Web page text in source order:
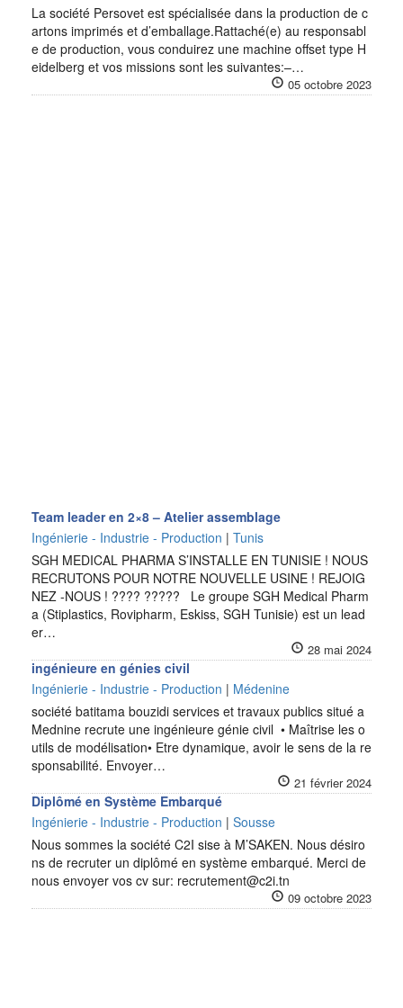
La société Persovet est spécialisée dans la production de c
artons imprimés et d’emballage.Rattaché(e) au responsabl
e de production, vous conduirez une machine offset type H
eidelberg et vos missions sont les suivantes:–…
05 octobre 2023
Team leader en 2×8 – Atelier assemblage
Ingénierie - Industrie - Production | Tunis
SGH MEDICAL PHARMA S’INSTALLE EN TUNISIE ! NOUS
RECRUTONS POUR NOTRE NOUVELLE USINE ! REJOIG
NEZ -NOUS ! ???? ????? Le groupe SGH Medical Pharm
a (Stiplastics, Rovipharm, Eskiss, SGH Tunisie) est un lead
er…
28 mai 2024
ingénieure en génies civil
Ingénierie - Industrie - Production | Médenine
société batitama bouzidi services et travaux publics situé a
Mednine recrute une ingénieure génie civil • Maîtrise les o
utils de modélisation• Etre dynamique, avoir le sens de la re
sponsabilité. Envoyer…
21 février 2024
Diplômé en Système Embarqué
Ingénierie - Industrie - Production | Sousse
Nous sommes la société C2I sise à M’SAKEN. Nous désiro
ns de recruter un diplômé en système embarqué. Merci de
nous envoyer vos cv sur: recrutement@c2i.tn
09 octobre 2023